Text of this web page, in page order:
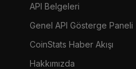
API Belgeleri
Genel API Gösterge Paneli
CoinStats Haber Akışı
Hakkımızda